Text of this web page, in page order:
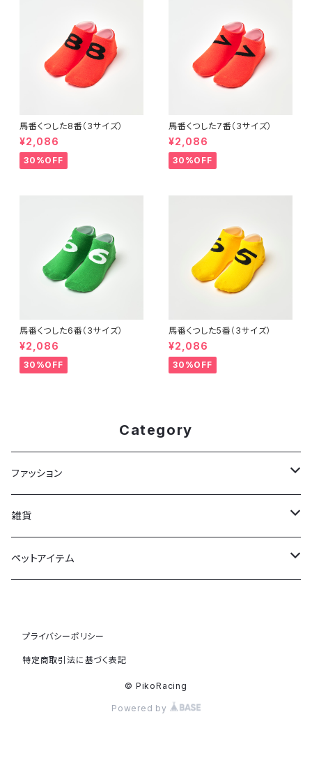
馬番くつした8番（3サイズ）
¥2,086
30%OFF
馬番くつした7番（3サイズ）
¥2,086
30%OFF
馬番くつした6番（3サイズ）
¥2,086
30%OFF
馬番くつした5番（3サイズ）
¥2,086
30%OFF
Category
ファッション
Tシャツ
靴下
マフラータオル
雑貨
馬券ケース
ペットアイテム
プライバシーポリシー
特定商取引法に基づく表記
© PikoRacing
Powered by